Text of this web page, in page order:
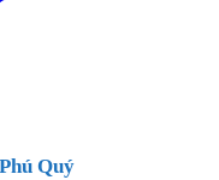
Quý